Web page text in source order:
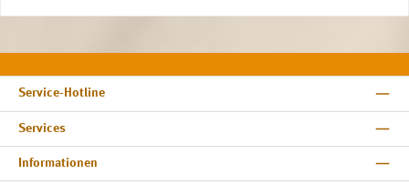
Service-Hotline
Services
Informationen